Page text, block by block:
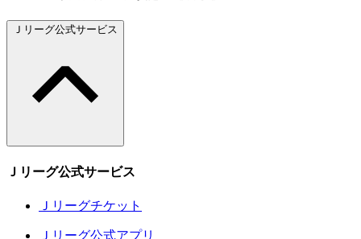
Ｊリーグ公式サービス
Ｊリーグ公式サービス
Ｊリーグチケット
Ｊリーグ公式アプリ